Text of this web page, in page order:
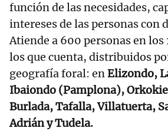
función de las necesidades,
intereses de las personas con
Atiende a 600 personas en los
los que cuenta, distribuidos
geografía foral: enElizondo,
Ibaiondo (Pamplona),
Burlada, Tafalla, Villatuerta,
Adrián y Tudela.